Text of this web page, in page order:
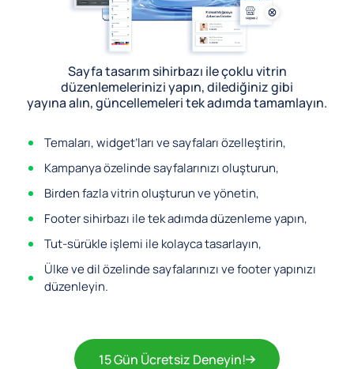
Sayfa tasarım sihirbazı ile çoklu vitrin
düzenlemelerinizi yapın, dilediğiniz gibi
yayına alın, güncellemeleri tek adımda tamamlayın.
Temaları, widget’ları ve sayfaları özelleştirin,
Kampanya özelinde sayfalarınızı oluşturun,
Birden fazla vitrin oluşturun ve yönetin,
Footer sihirbazı ile tek adımda düzenleme yapın,
Tut-sürükle işlemi ile kolayca tasarlayın,
Ülke ve dil özelinde sayfalarınızı ve footer yapınızı
düzenleyin.
15 Gün Ücretsiz Deneyin!